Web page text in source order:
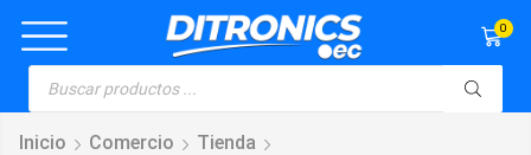
0
Inicio Comercio
Tienda